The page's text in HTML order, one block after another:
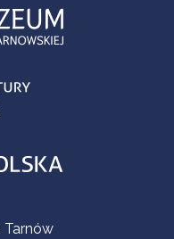
Tarnów